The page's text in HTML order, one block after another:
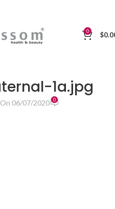
0 $
1a.jpg
On 06/07/2020 0